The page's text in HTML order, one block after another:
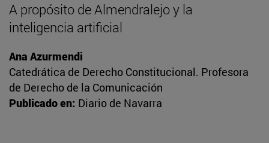
A propósito de Almendralejo y la
inteligencia artificial
Ana Azurmendi
Catedrática de Derecho Constitucional. Profesora
de Derecho de la Comunicación
Publicado en: Diario de Navarra